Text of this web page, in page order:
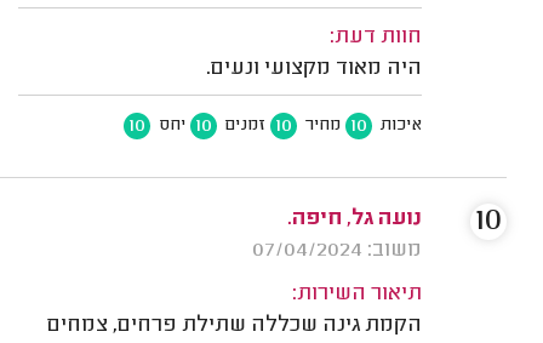
חוות דעת:
היה מאוד מקצועי ונעים.
איכות 10 מחיר 10 זמנים 10 יחס 10
נועה גל, חיפה.
משוב: 07/04/2024
תיאור השירות:
הקמת גינה שכללה שתילת פרחים, צמחים
10